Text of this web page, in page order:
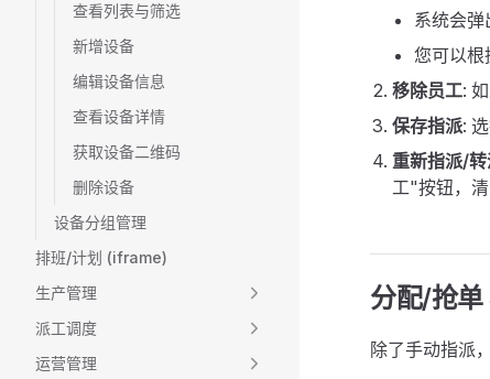
查看列表与筛选
新增设备
编辑设备信息
查看设备详情
获取设备二维码
删除设备
设备分组管理
排班/计划 (iframe)
生产管理
派工调度
运营管理
系统会弹
您可以根
移除员工:
保存指派:
重新指派/
工"按钮，清
分配/抢单
除了手动指派